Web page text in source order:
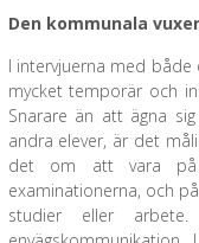
Den kommunala
I intervjuerna med
mycket temporär och
Snarare än att ägna
andra elever, är det
det om att vara på
examinationerna, och
studier eller arbete.